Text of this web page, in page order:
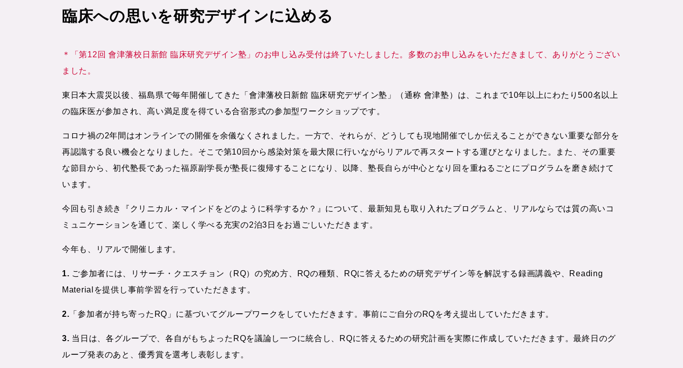
臨床への思いを研究デザインに込める
＊「第12回 會津藩校日新館 臨床研究デザイン塾」のお申し込み受付は終了いたしました。多数のお申し込みをいただきまして、ありがとうござい
ました。
東日本大震災以後、福島県で毎年開催してきた「會津藩校日新館 臨床研究デザイン塾」（通称 會津塾）は、これまで10年以上にわたり500名以上
の臨床医が参加され、高い満足度を得ている合宿形式の参加型ワークショップです。
コロナ禍の2年間はオンラインでの開催を余儀なくされました。一方で、それらが、どうしても現地開催でしか伝えることができない重要な部分を
再認識する良い機会となりました。そこで第10回から感染対策を最大限に行いながらリアルで再スタートする運びとなりました。また、その重要
な節目から、初代塾長であった福原副学長が塾長に復帰することになり、以降、塾長自らが中心となり回を重ねるごとにプログラムを磨き続けて
います。
今回も引き続き『クリニカル・マインドをどのように科学するか？』について、最新知見も取り入れたプログラムと、リアルならでは質の高いコ
ミュニケーションを通じて、楽しく学べる充実の2泊3日をお過ごしいただきます。
今年も、リアルで開催します。
1. ご参加者には、リサーチ・クエスチョン（RQ）の究め方、RQの種類、RQに答えるための研究デザイン等を解説する録画講義や、Reading
Materialを提供し事前学習を行っていただきます。
2. 「参加者が持ち寄ったRQ」に基づいてグループワークをしていただきます。事前にご自分のRQを考え提出していただきます。
3. 当日は、各グループで、各自がもちよったRQを議論し一つに統合し、RQに答えるための研究計画を実際に作成していただきます。最終日のグ
ループ発表のあと、優秀賞を選考し表彰します。